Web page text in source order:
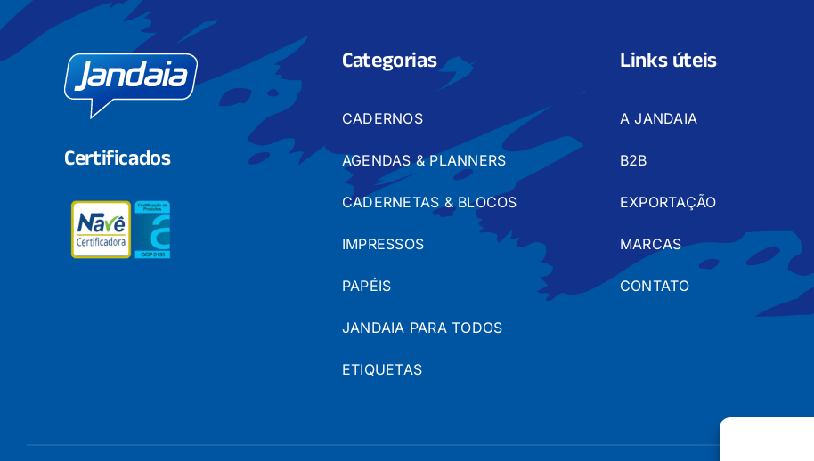
Certificados
Categorias
CADERNOS
AGENDAS & PLANNERS
CADERNETAS & BLOCOS
IMPRESSOS
PAPÉIS
JANDAIA PARA TODOS
ETIQUETAS
Links úteis
A JANDAIA
B2B
EXPORTAÇÃO
MARCAS
CONTATO